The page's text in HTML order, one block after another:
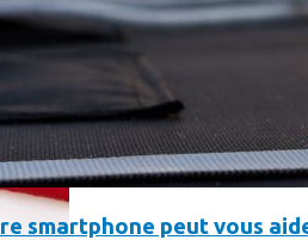
smartphone peut vous